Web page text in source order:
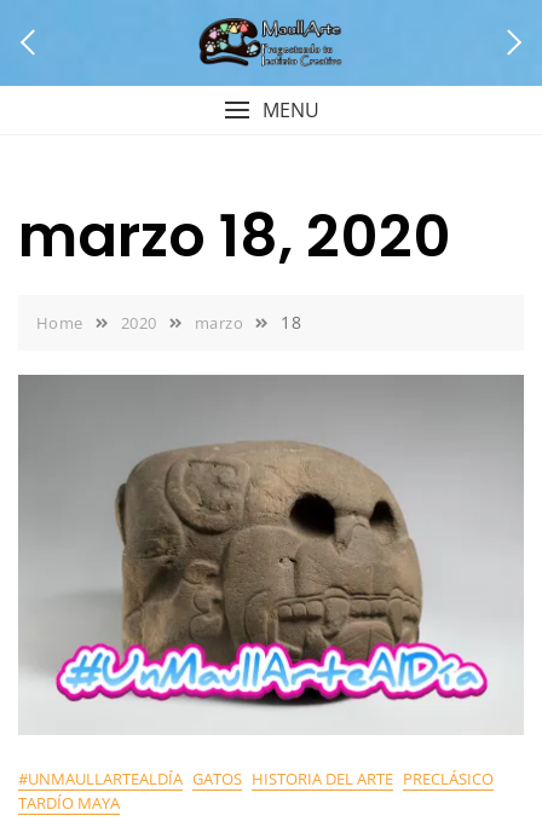
MENU
marzo 18, 2020
Home 2020 marzo 18
#UNMAULLARTEALDÍA GATOS HISTORIA DEL ARTE PRECLÁSICO
TARDÍO MAYA